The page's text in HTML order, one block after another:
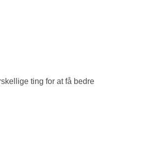
ting for at få bedre